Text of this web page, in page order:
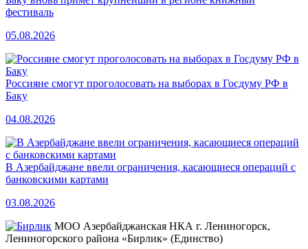
фестиваль
05.08.2026
Россияне смогут проголосовать на выборах в Госдуму РФ в
Баку
04.08.2026
В Азербайджане ввели ограничения, касающиеся операций с
банковскими картами
03.08.2026
МОО Азербайджанская НКА г. Лениногорск,
Лениногорского района «Бирлик» (Единство)